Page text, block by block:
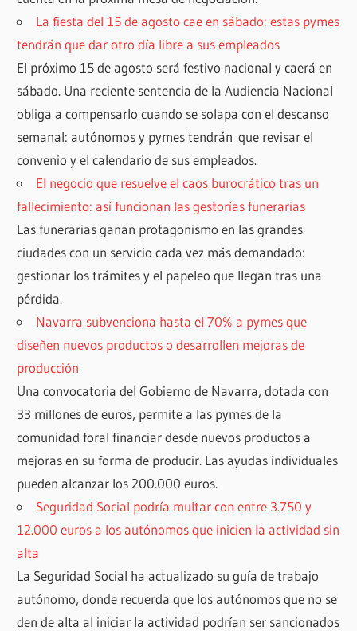
La fiesta del 15 de agosto cae en sábado: estas pymes
tendrán que dar otro día libre a sus empleados
El próximo 15 de agosto será festivo nacional y caerá en
sábado. Una reciente sentencia de la Audiencia Nacional
obliga a compensarlo cuando se solapa con el descanso
semanal: autónomos y pymes tendrán que revisar el
convenio y el calendario de sus empleados.
El negocio que resuelve el caos burocrático tras un
fallecimiento: así funcionan las gestorías funerarias
Las funerarias ganan protagonismo en las grandes
ciudades con un servicio cada vez más demandado:
gestionar los trámites y el papeleo que llegan tras una
pérdida.
Navarra subvenciona hasta el 70% a pymes que
diseñen nuevos productos o desarrollen mejoras de
producción
Una convocatoria del Gobierno de Navarra, dotada con
33 millones de euros, permite a las pymes de la
comunidad foral financiar desde nuevos productos a
mejoras en su forma de producir. Las ayudas individuales
pueden alcanzar los 200.000 euros.
Seguridad Social podría multar con entre 3.750 y
12.000 euros a los autónomos que inicien la actividad sin
alta
La Seguridad Social ha actualizado su guía de trabajo
autónomo, donde recuerda que los autónomos que no se
den de alta al iniciar la actividad podrían ser sancionados